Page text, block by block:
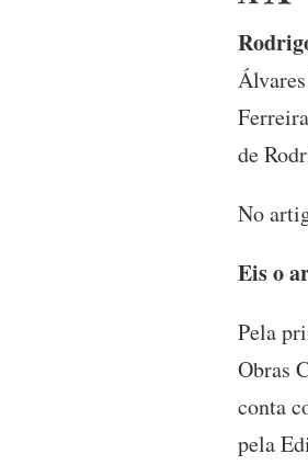
de
No
Eis o
Pela
Obras
conta
pela